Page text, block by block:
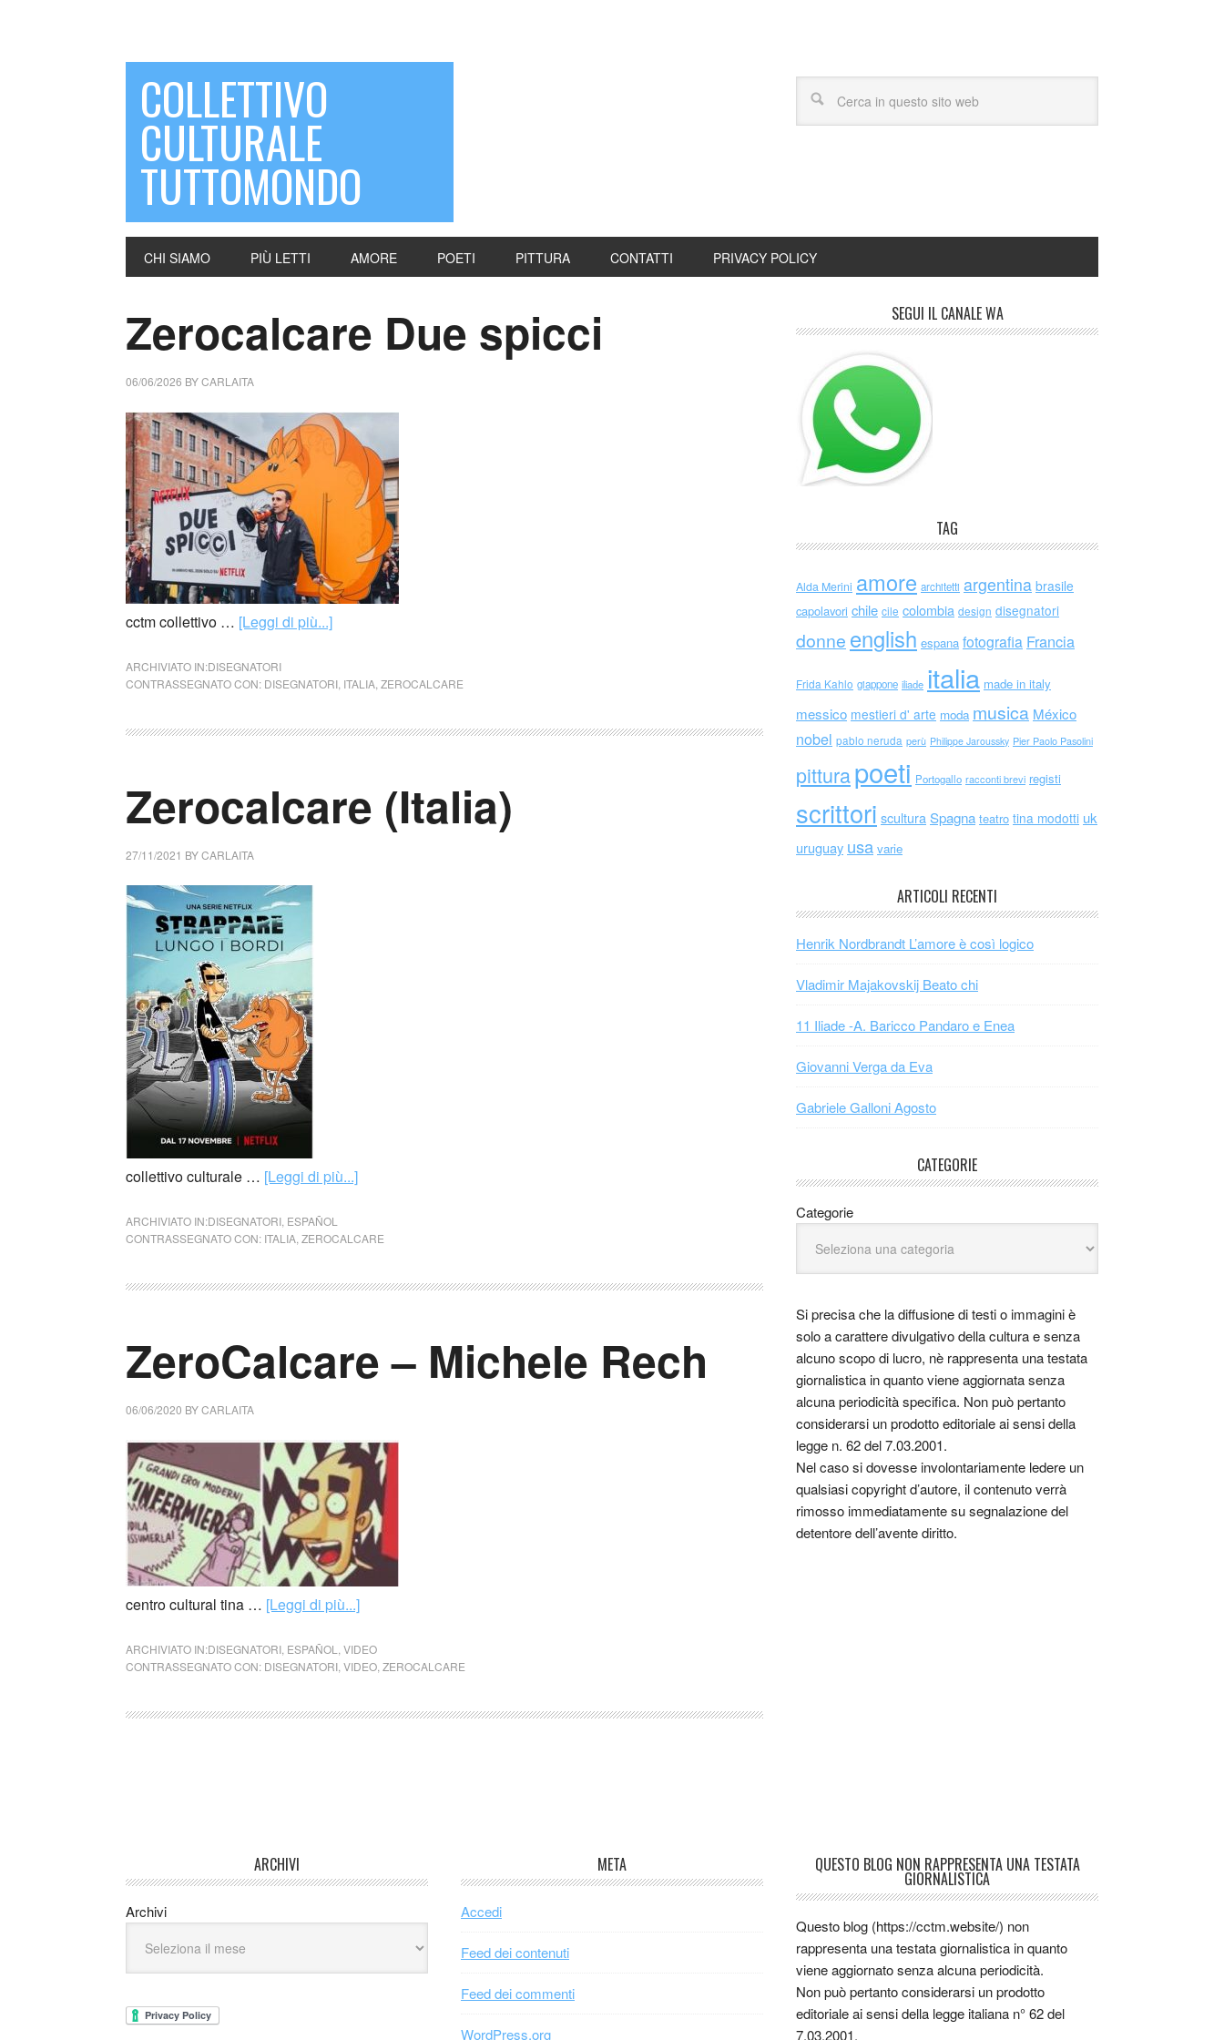
COLLETTIVO
CULTURALE
TUTTOMONDO
CHI SIAMO PIÙ LETTI AMORE POETI PITTURA CONTATTI PRIVACY POLICY
Zerocalcare Due spicci
06/06/2026 BYCARLAITA
cctm collettivo … [Leggi di più...]
ARCHIVIATO IN:DISEGNATORI
CONTRASSEGNATO CON: DISEGNATORI ITALIA ZEROCALCARE
Zerocalcare (Italia)
27/11/2021 BYCARLAITA
collettivo culturale … [Leggi di più...]
ARCHIVIATO IN:DISEGNATORI ESPAÑOL
CONTRASSEGNATO CON: ITALIA ZEROCALCARE
ZeroCalcare – Michele Rech
06/06/2020 BYCARLAITA
centro cultural tina … [Leggi di più...]
ARCHIVIATO IN:DISEGNATORI ESPAÑOL
VIDEO
CONTRASSEGNATO CON: DISEGNATORI VIDEO ZEROCALCARE
SEGUI IL CANALE WA
TAG
Alda Merini amore architetti argentina brasile
capolavori chile cile colombia design disegnatori
donne english espana fotografia Francia
Frida Kahlo giappone iliade italia made in italy
messico mestieri d' arte moda musica México
nobel pablo neruda perù Philippe Jaroussky Pier Paolo Pasolini
pitturapoeti Portogallo racconti brevi registi
scrittori scultura Spagna teatro tina modotti uk
uruguay usa varie
ARTICOLI RECENTI
Henrik Nordbrandt L’amore è così logico
Vladimir Majakovskij Beato chi
11 Iliade -A. Baricco Pandaro e Enea
Giovanni Verga da Eva
Gabriele Galloni Agosto
CATEGORIE
Categorie
Si precisa che la diffusione di testi o immagini è
solo a carattere divulgativo della cultura e senza
alcuno scopo di lucro, nè rappresenta una testata
giornalistica in quanto viene aggiornata senza
alcuna periodicità specifica. Non può pertanto
considerarsi un prodotto editoriale ai sensi della
legge n. 62 del 7.03.2001.
Nel caso si dovesse involontariamente ledere un
qualsiasi copyright d’autore, il contenuto verrà
rimosso immediatamente su segnalazione del
detentore dell’avente diritto.
ARCHIVI
Archivi
META
Accedi
Feed dei contenuti
Feed dei commenti
WordPress.org
QUESTO BLOG NON RAPPRESENTA UNA TESTATA
GIORNALISTICA
Questo blog (https://cctm.website/) non
rappresenta una testata giornalistica in quanto
viene aggiornato senza alcuna periodicità.
Non può pertanto considerarsi un prodotto
editoriale ai sensi della legge italiana n° 62 del
7.03.2001.